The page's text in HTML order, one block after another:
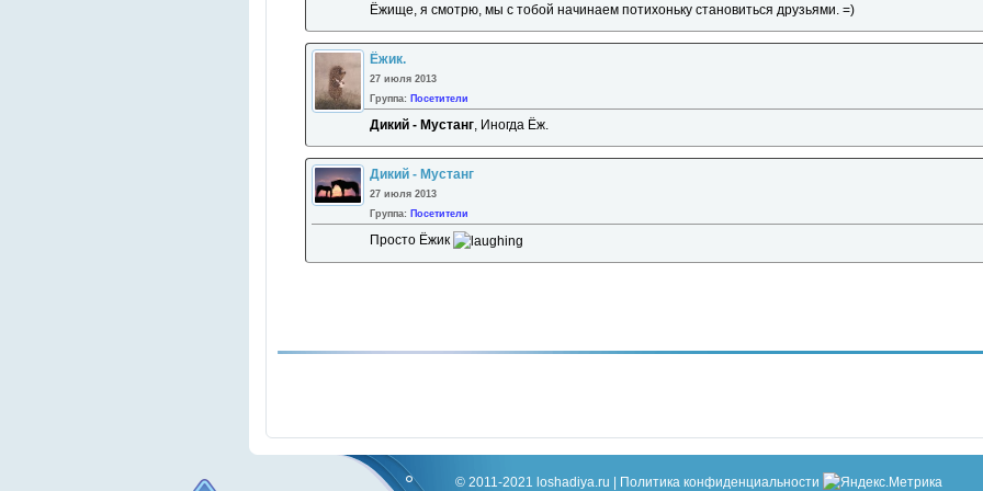
Ёжище, я смотрю, мы с тобой начинаем потихоньку становиться друзьями. =)
Ёжик.
27 июля 2013
Группа: Посетители
Дикий - Мустанг, Иногда Ёж.
Дикий - Мустанг
27 июля 2013
Группа: Посетители
Просто Ёжик
© 2011-2021 loshadiya.ru | Политика конфиденциальности